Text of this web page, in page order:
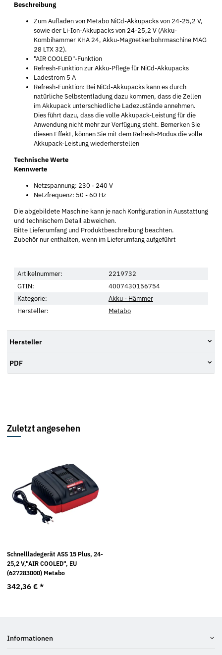
Beschreibung
Zum Aufladen von Metabo NiCd-Akkupacks von 24-25,2 V,
sowie der Li-Ion-Akkupacks von 24-25,2 V (Akku-
Kombihammer KHA 24, Akku-Magnetkerbohrmaschine MAG
28 LTX 32).
"AIR COOLED"-Funktion
Refresh-Funktion zur Akku-Pflege für NiCd-Akkupacks
Ladestrom 5 A
Refresh-Funktion: Bei NiCd-Akkupacks kann es durch
natürliche Selbstentladung dazu kommen, dass die Zellen
im Akkupack unterschiedliche Ladezustände annehmen.
Dies führt dazu, dass die volle Akkupack-Leistung für die
Anwendung nicht mehr zur Verfügung steht. Bemerken Sie
diesen Effekt, können Sie mit dem Refresh-Modus die volle
Akkupack-Leistung wiederherstellen
Technische Werte
Kennwerte
Netzspannung: 230 - 240 V
Netzfrequenz: 50 - 60 Hz
Die abgebildete Maschine kann je nach Konfiguration in Ausstattung
und technischem Detail abweichen.
Bitte Lieferumfang und Produktbeschreibung beachten.
Zubehör nur enthalten, wenn im Lieferumfang aufgeführt
Artikelnummer:
2219732
GTIN:
4007430156754
Kategorie:
Akku - Hämmer
Hersteller:
Metabo
Hersteller
PDF
Zuletzt angesehen
Schnellladegerät ASS 15 Plus, 24-
25,2 V,"AIR COOLED", EU
(627283000) Metabo
342,36 € *
Informationen